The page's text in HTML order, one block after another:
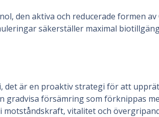
den aktiva och reducerade formen
säkerställer maximal
är en proaktiv strategi för att
försämring som förknippas
motståndskraft, vitalitet och